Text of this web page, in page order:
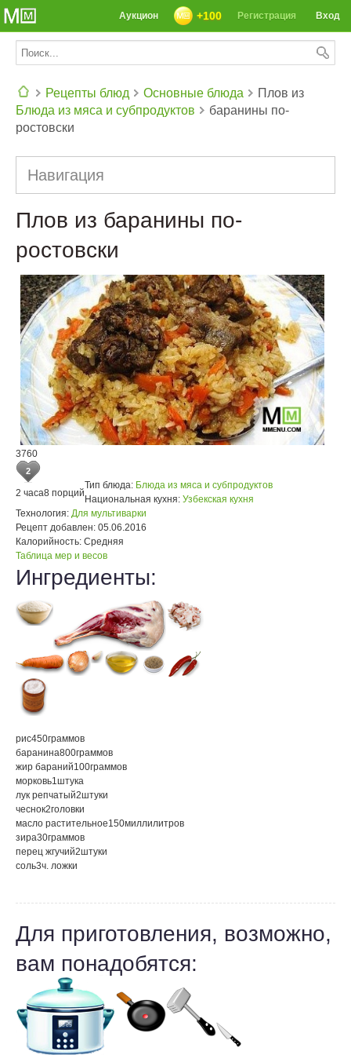
Вход
Регистрация
+100
Аукцион
Рецепты блюд
Основные блюда
Блюда из мяса и субпродуктов
Плов из
баранины по-
ростовски
Навигация
Плов из баранины по-
ростовски
3760
2
2 часа8 порций
Тип блюда: Блюда из мяса и субпродуктов
Национальная кухня: Узбекская кухня
Технология: Для мультиварки
Рецепт добавлен: 05.06.2016
Калорийность: Средняя
Таблица мер и весов
Ингредиенты:
рис450граммов
баранина800граммов
жир бараний100граммов
морковь1штука
лук репчатый2штуки
чеснок2головки
масло растительное150миллилитров
зира30граммов
перец жгучий2штуки
соль3ч. ложки
Для приготовления, возможно,
вам понадобятся: